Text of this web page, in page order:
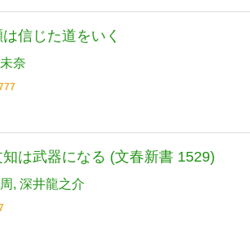
は信じた道をいく
奈
知は武器になる (文春新書 1529)
深井龍之介